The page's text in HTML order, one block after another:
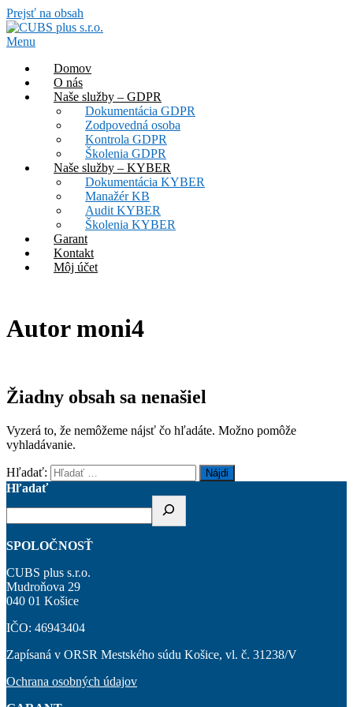
Prejsť na obsah
Menu
Domov
O nás
Naše služby – GDPR
Dokumentácia GDPR
Zodpovedná osoba
Kontrola GDPR
Školenia GDPR
Naše služby – KYBER
Dokumentácia KYBER
Manažér KB
Audit KYBER
Školenia KYBER
Garant
Kontakt
Môj účet
Autormoni4
Žiadny obsah sa nenašiel
Vyzerá to, že nemôžeme nájsť čo hľadáte. Možno pomôže
vyhladávanie.
Hľadať:
Hľadať
SPOLOČNOSŤ
CUBS plus s.r.o.
Mudroňova 29
040 01 Košice
IČO: 46943404
Zapísaná v ORSR Mestského súdu Košice, vl. č. 31238/V
Ochrana osobných údajov